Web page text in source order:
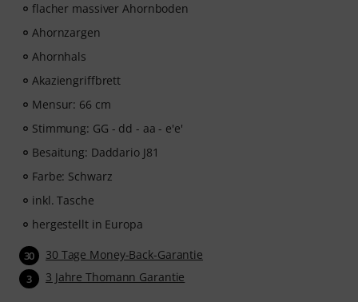
flacher massiver Ahornboden
Ahornzargen
Ahornhals
Akaziengriffbrett
Mensur: 66 cm
Stimmung: GG - dd - aa - e'e'
Besaitung: Daddario J81
Farbe: Schwarz
inkl. Tasche
hergestellt in Europa
30 30 Tage Money-Back-Garantie
3 3 Jahre Thomann Garantie